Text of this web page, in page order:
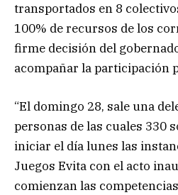
transportados en 8
100% de recursos de los
firme decisión del
acompañar la participación
“El domingo 28, sale una
personas de las cuales 330
iniciar el día lunes las
Juegos Evita con el acto
comienzan las